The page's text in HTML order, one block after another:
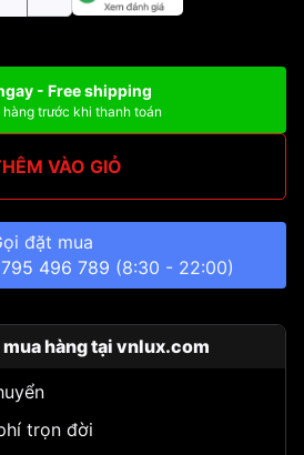
- Free shipping
hàng trước khi thanh toán
VÀO GIỎ
đặt mua
496 789 (8:30 - 22:00)
hàng tại vnlux.com
trọn đời